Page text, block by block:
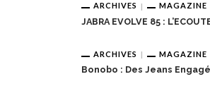
ARCHIVES MAGAZINE
JABRA EVOLVE 85 :
ARCHIVES MAGAZINE
Bonobo : Des Jeans